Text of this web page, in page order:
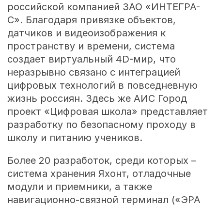
российской компанией ЗАО «ИНТЕГРА-
С». Благодаря привязке объектов,
датчиков и видеоизображения к
пространству и времени, система
создает виртуальный 4D-мир, что
неразрывно связано с интеграцией
цифровых технологий в повседневную
жизнь россиян. Здесь же АИС Город
проект «Цифровая школа» представляет
разработку по безопасному проходу в
школу и питанию учеников.
Более 20 разработок, среди которых –
система хранения Яхонт, отладочные
модули и приемники, а также
навигационно-связной терминал («ЭРА